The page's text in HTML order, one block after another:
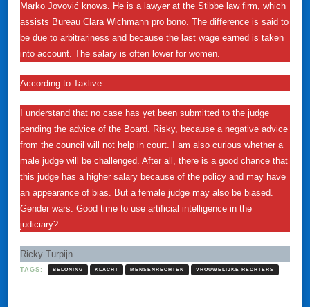
Marko Jovović knows. He is a lawyer at the Stibbe law firm, which
assists Bureau Clara Wichmann pro bono. The difference is said to
be due to arbitrariness and because the last wage earned is taken
into account. The salary is often lower for women.
According to Taxlive.
I understand that no case has yet been submitted to the judge
pending the advice of the Board. Risky, because a negative advice
from the council will not help in court. I am also curious whether a
male judge will be challenged. After all, there is a good chance that
this judge has a higher salary because of the policy and may have
an appearance of bias. But a female judge may also be biased.
Gender wars. Good time to use artificial intelligence in the
judiciary?
Ricky Turpijn
TAGS: BELONING KLACHT MENSENRECHTEN VROUWELIJKE RECHTERS